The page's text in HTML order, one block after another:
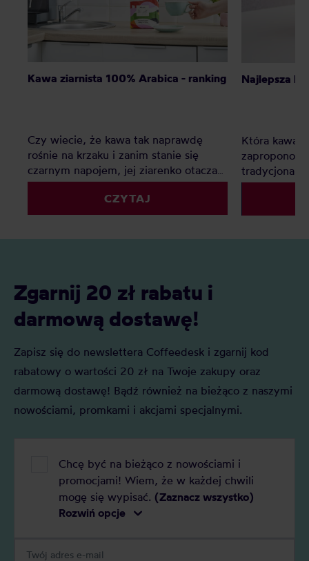
Kawa ziarnista 100% Arabica - ranking
Czy wiecie, że kawa tak naprawdę
rośnie na krzaku i zanim stanie się
czarnym napojem, jej ziarenko otacza
słodki owoc? Istnieją tylko dwa gatunki
kawy: Arabika i Robusta
CZYTAJ
Najlepsza
Która kawa
Zgarnij 20 zł rabatu i
darmową dostawę!
Zapisz się do newslettera Coffeedesk i zgarnij kod
rabatowy o wartości 20 zł na Twoje zakupy oraz
darmową dostawę! Bądź również na bieżąco z naszymi
nowościami, promkami i akcjami specjalnymi.
Chcę być na bieżąco z nowościami i
promocjami! Wiem, że w każdej chwili
mogę się wypisać. (Zaznacz wszystko)
Rozwiń opcje